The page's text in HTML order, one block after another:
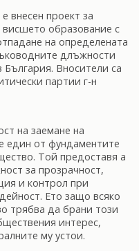
внесен проект за
висшето образование с
на определената
длъжности
Вносители са
партии г-н
на заемане на
един от фундаментите
Той предоставя a
за прозрачност,
и контрол при
Ето защо всяко
трябва да брани този
интерес,
му устои.